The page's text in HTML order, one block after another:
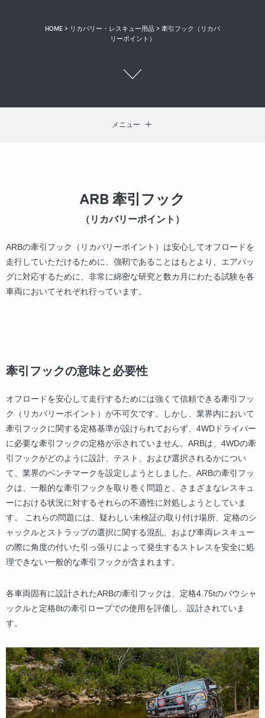
HOME > リカバリー・レスキュー用品 > 牽引フック（リカバ
リーポイント）
メニュー
ARB 牽引フック
（リカバリーポイント）
ARBの牽引フック（リカバリーポイント）は安心してオフロードを
走行していただけるために、強靭であることはもとより、エアバッ
グに対応するために、非常に綿密な研究と数カ月にわたる試験を各
車両においてそれぞれ行っています。
牽引フックの意味と必要性
オフロードを安心して走行するためには強くて信頼できる牽引フッ
ク（リカバリーポイント）が不可欠です。しかし、業界内において
牽引フックに関する定格基準が設けられておらず、4WDドライバー
に必要な牽引フックの定格が示されていません。ARBは、4WDの牽
引フックがどのように設計、テスト、および選択されるかについ
て、業界のベンチマークを設定しようとしました。ARBの牽引フッ
クは、一般的な牽引フックを取り巻く問題と、さまざまなレスキュ
ーにおける状況に対するそれらの不適性に対処しようとしていま
す。 これらの問題には、疑わしい未検証の取り付け場所、定格のシ
ャックルとストラップの選択に関する混乱、および車両レスキュー
の際に角度の付いた引っ張りによって発生するストレスを安全に処
理できない一般的な牽引フックが含まれます。
各車両固有に設計されたARBの牽引フックは、定格4.75tのバウシャ
ックルと定格8tの牽引ロープでの使用を評価し、設計されていま
す。